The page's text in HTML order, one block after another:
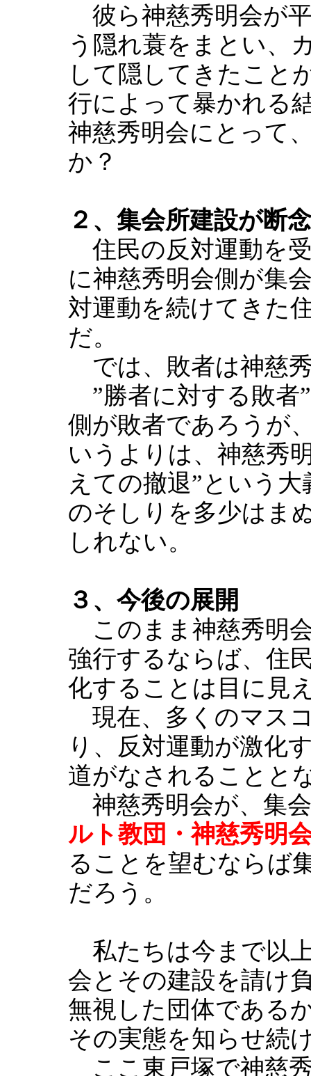
彼ら神慈秀明会が
う隠れ蓑をまとい、
して隠してきたこと
行によって暴かれる
神慈秀明会にとって
か？
２、集会所建設が断
住民の反対運動を
に神慈秀明会側が集
対運動を続けてきた
だ。
では、敗者は神慈
”勝者に対する敗者
側が敗者であろうが
いうよりは、神慈秀
えての撤退”という
のそしりを多少はま
しれない。
３、今後の展開
このまま神慈秀明
強行するならば、住
化することは目に見
現在、多くのマス
り、反対運動が激化
道がなされることと
神慈秀明会が、集
ルト教団・神慈秀明
ることを望むならば
だろう。
私たちは今まで以
会とその建設を請け
無視した団体である
その実態を知らせ続
ここ東戸塚で神慈